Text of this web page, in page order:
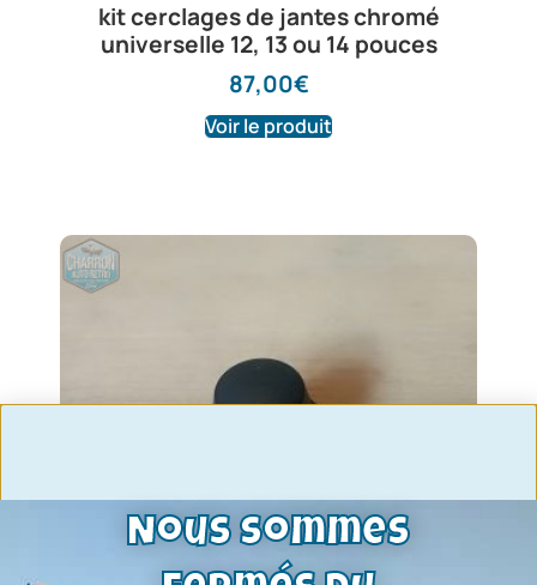
kit cerclages de jantes chromé
universelle 12, 13 ou 14 pouces
87,00€
Voir le produit
Nous sommes